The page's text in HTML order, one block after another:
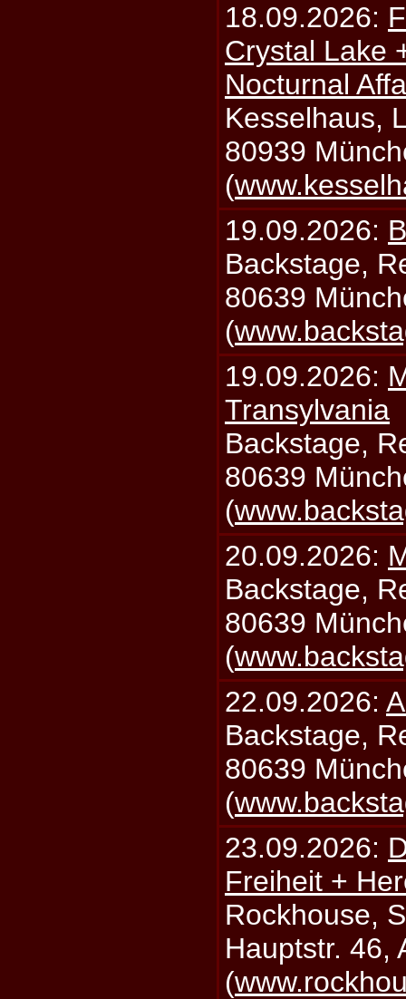
18.09.2026:
Crystal Lake
Nocturnal
Kesselhaus,
80939
(
19.09.2026:
Backstage,
80639
(
19.09.2026:
Transylvania
Backstage,
80639
(
20.09.2026:
Backstage,
80639
(
22.09.2026:
Backstage,
80639
(
23.09.2026:
Freiheit +
Rockhouse,
Hauptstr. 46,
(